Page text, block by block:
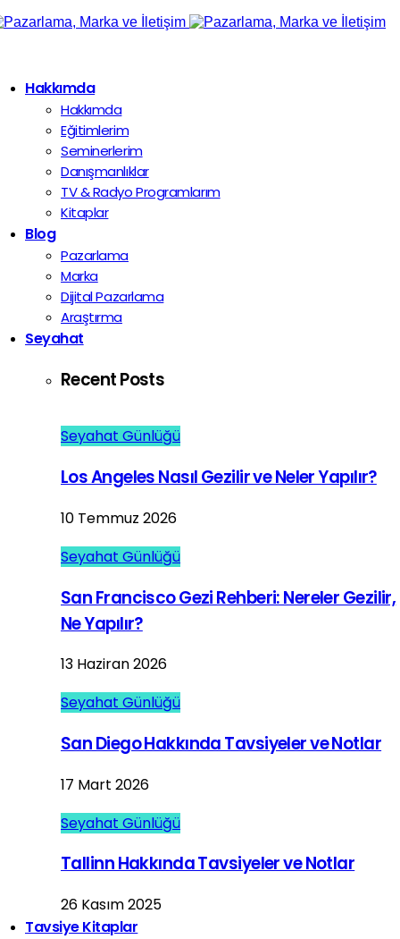
Hakkımda
Hakkımda
Eğitimlerim
Seminerlerim
Danışmanlıklar
TV & Radyo Programlarım
Kitaplar
Blog
Pazarlama
Marka
Dijital Pazarlama
Araştırma
Seyahat
Recent Posts
Seyahat Günlüğü
Los Angeles Nasıl Gezilir ve Neler Yapılır?
10 Temmuz 2026
Seyahat Günlüğü
San Francisco Gezi Rehberi: Nereler Gezilir,
Ne Yapılır?
13 Haziran 2026
Seyahat Günlüğü
San Diego Hakkında Tavsiyeler ve Notlar
17 Mart 2026
Seyahat Günlüğü
Tallinn Hakkında Tavsiyeler ve Notlar
26 Kasım 2025
Tavsiye Kitaplar